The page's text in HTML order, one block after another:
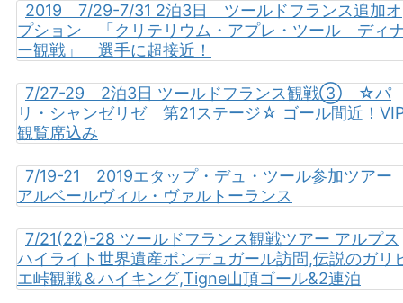
2019 7/29-7/31 2泊3日 ツールドフランス追加オ
プション 「クリテリウム・アプレ・ツール ディ
ー観戦」 選手に超接近！
7/27-29 2泊3日 ツールドフランス観戦③ ☆パ
リ・シャンゼリゼ 第21ステージ☆ ゴール間近！
観覧席込み
7/19-21 2019エタップ・デュ・ツール参加ツア
アルベールヴィル・ヴァルトーランス
7/21(22)-28 ツールドフランス観戦ツアー アルプス
ハイライト世界遺産ポンデュガール訪問,伝説のガリ
エ峠観戦＆ハイキング,Tigne山頂ゴール&2連泊